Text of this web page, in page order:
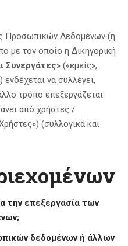
Προσωπικών Δεδομένων (η
με τον οποίο η Δικηγορική
Συνεργάτες» («εμείς»,
ενδέχεται να συλλέγει,
τρόπο επεξεργάζεται
από χρήστες /
(συλλογικά και
την επεξεργασία των
δεδομένων ή άλλων